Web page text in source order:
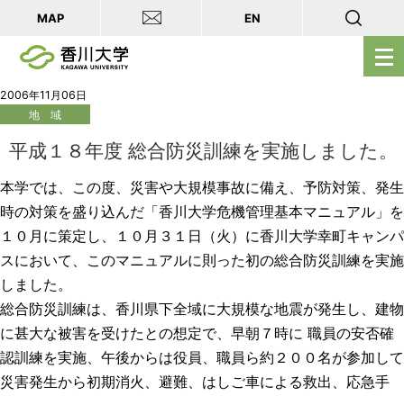
メ
ニ
を
く
MAP EN
2006年11月06日
地 域
平成１８年度 総合防災訓練を実施しました。
本学では、この度、災害や大規模事故に備え、予防対策、発生
時の対策を盛り込んだ「香川大学危機管理基本マニュアル」を
１０月に策定し、１０月３１日（火）に香川大学幸町キャンパ
スにおいて、このマニュアルに則った初の総合防災訓練を実施
しました。
総合防災訓練は、香川県下全域に大規模な地震が発生し、建物
に甚大な被害を受けたとの想定で、早朝７時に 職員の安否確
認訓練を実施、午後からは役員、職員ら約２００名が参加して
災害発生から初期消火、避難、はしご車による救出、応急手